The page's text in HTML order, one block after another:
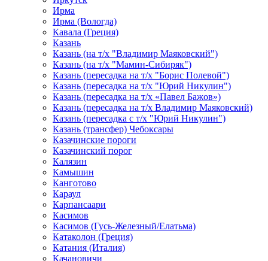
Ирма
Ирма (Вологда)
Кавала (Греция)
Казань
Казань (на т/х "Владимир Маяковский")
Казань (на т/х "Мамин-Сибиряк")
Казань (пересадка на т/х "Борис Полевой")
Казань (пересадка на т/х "Юрий Никулин")
Казань (пересадка на т/х «Павел Бажов»)
Казань (пересадка на т/х Владимир Маяковский)
Казань (пересадка с т/х "Юрий Никулин")
Казань (трансфер) Чебоксары
Казачинские пороги
Казачинский порог
Калязин
Камышин
Канготово
Караул
Карпансаари
Касимов
Касимов (Гусь-Железный/Елатьма)
Катаколон (Греция)
Катания (Италия)
Качановичи